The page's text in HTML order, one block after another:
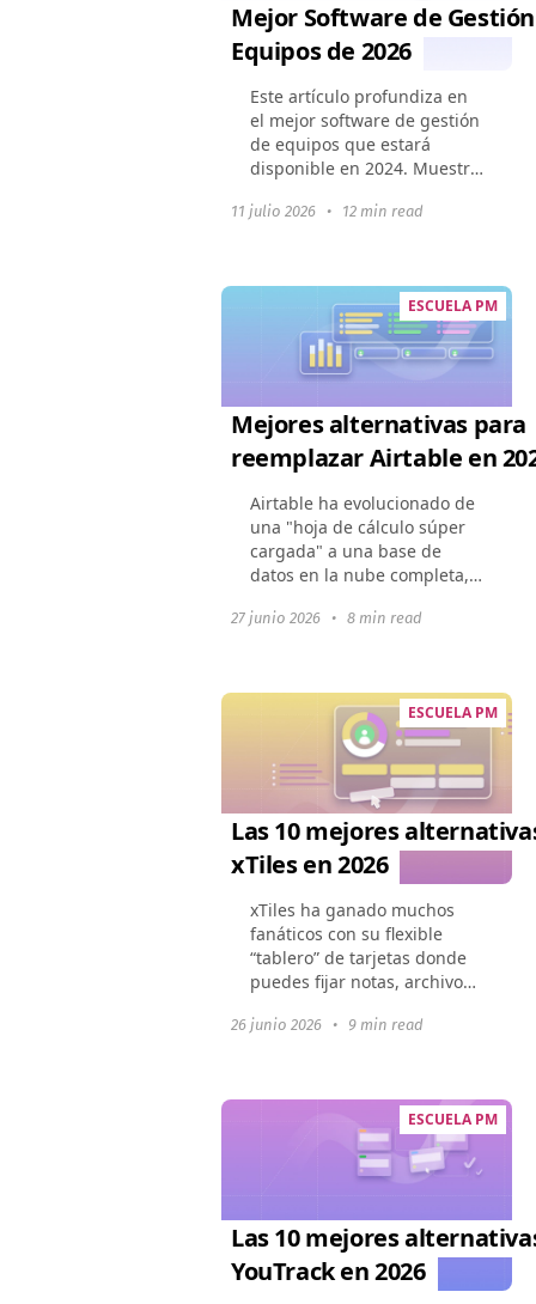
Mejor Software de
Equipos de 2026
Este artículo profundiza en
el mejor software de gestión
de equipos que estará
disponible en 2024. Muestra
pueden cambiar la dinámica
11 julio 2026 • 12 min read
ESCUELA PM
Mejores alternativas para
reemplazar Airtable en
Airtable ha evolucionado de
una "hoja de cálculo súper
cargada" a una base de
datos en la nube completa,
características en expansión
27 junio 2026 • 8 min read
ESCUELA PM
Las 10 mejores
xTiles en 2026
xTiles ha ganado muchos
fanáticos con su flexible
“tablero” de tarjetas donde
puedes fijar notas, archivos
vez que un proyecto crece,
26 junio 2026 • 9 min read
ESCUELA PM
Las 10 mejores
YouTrack en 2026